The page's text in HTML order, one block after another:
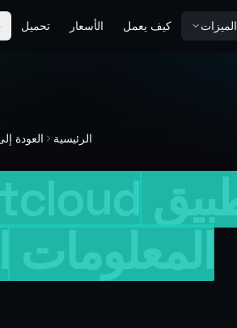
الميزات كيف يعمل الأسعار تحميل
الرئيسية العودة